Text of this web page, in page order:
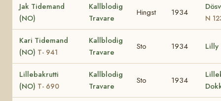
Jak Tidemand
(NO)
Kallblodig
Travare
Hingst 1934
N
Kari Tidemand
(NO) T- 941
Kallblodig
Travare
Sto 1934 Lilly
Lillebakrutti
(NO) T- 690
Kallblodig
Travare
Sto 1934